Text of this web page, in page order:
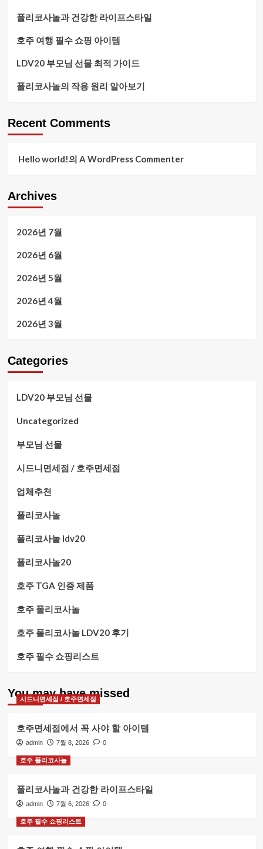
폴리코사놀과 건강한 라이프스타일
호주 여행 필수 쇼핑 아이템
LDV20 부모님 선물 최적 가이드
폴리코사놀의 작용 원리 알아보기
Recent Comments
Hello world!의 A WordPress Commenter
Archives
2026년 7월
2026년 6월
2026년 5월
2026년 4월
2026년 3월
Categories
LDV20 부모님 선물
Uncategorized
부모님 선물
시드니면세점 / 호주면세점
업체추천
폴리코사놀
폴리코사놀 ldv20
폴리코사놀20
호주 TGA 인증 제품
호주 폴리코사놀
호주 폴리코사놀 LDV20 후기
호주 필수 쇼핑리스트
You may have missed
시드니면세점 / 호주면세점
호주면세점에서 꼭 사야 할 아이템
admin 7월 8, 2026 0
호주 폴리코사놀
폴리코사놀과 건강한 라이프스타일
admin 7월 6, 2026 0
호주 필수 쇼핑리스트